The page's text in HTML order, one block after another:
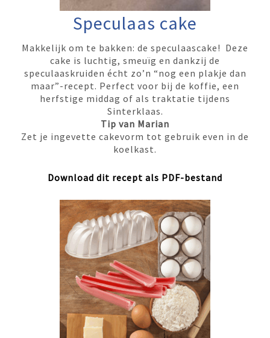
Speculaas cake
Makkelijk om te bakken: de speculaascake! Deze
cake is luchtig, smeuïg en dankzij de
speculaaskruiden écht zo’n “nog een plakje dan
maar”-recept. Perfect voor bij de koffie, een
herfstige middag of als traktatie tijdens
Sinterklaas.
Tip van Marian
Zet je ingevette cakevorm tot gebruik even in de
koelkast.
Download dit recept als PDF-bestand